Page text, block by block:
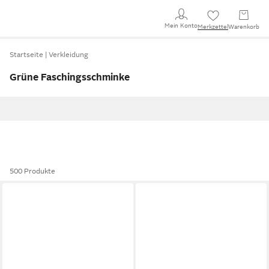
Mein KontoMerkzettel Warenkorb
Startseite Verkleidung
Grüne Faschingsschminke
500 Produkte